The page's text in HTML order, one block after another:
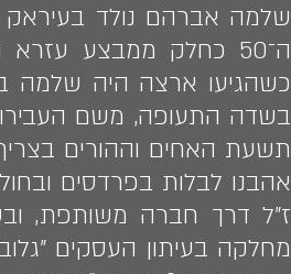
בשדה התעופה, משם העבירו
תשעת האחים וההורים
אהבנו לבלות בפרדסים
מחלקה בעיתון העסקים